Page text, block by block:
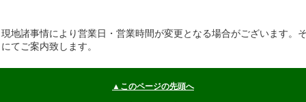
現地諸事情により営業日・営業時間が変更となる場合がございます。
にてご案内致します。
▲このページの先頭へ